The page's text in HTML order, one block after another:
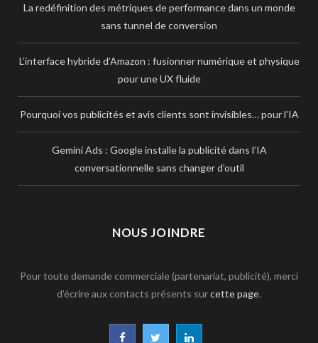
La redéfinition des métriques de performance dans un monde
sans tunnel de conversion
L’interface hybride d’Amazon : fusionner numérique et physique
pour une UX fluide
Pourquoi vos publicités et avis clients sont invisibles… pour l’IA
Gemini Ads : Google installe la publicité dans l’IA
conversationnelle sans changer d’outil
NOUS JOINDRE
Pour toute demande commerciale (partenariat, publicité), merci
d’écrire aux contacts présents surcette page.
F L